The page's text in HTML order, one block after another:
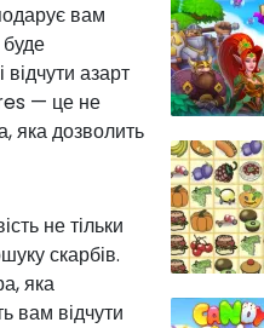
вам
азарт
— це не
яка дозволить
не тільки
скарбів.
яка
вам відчути